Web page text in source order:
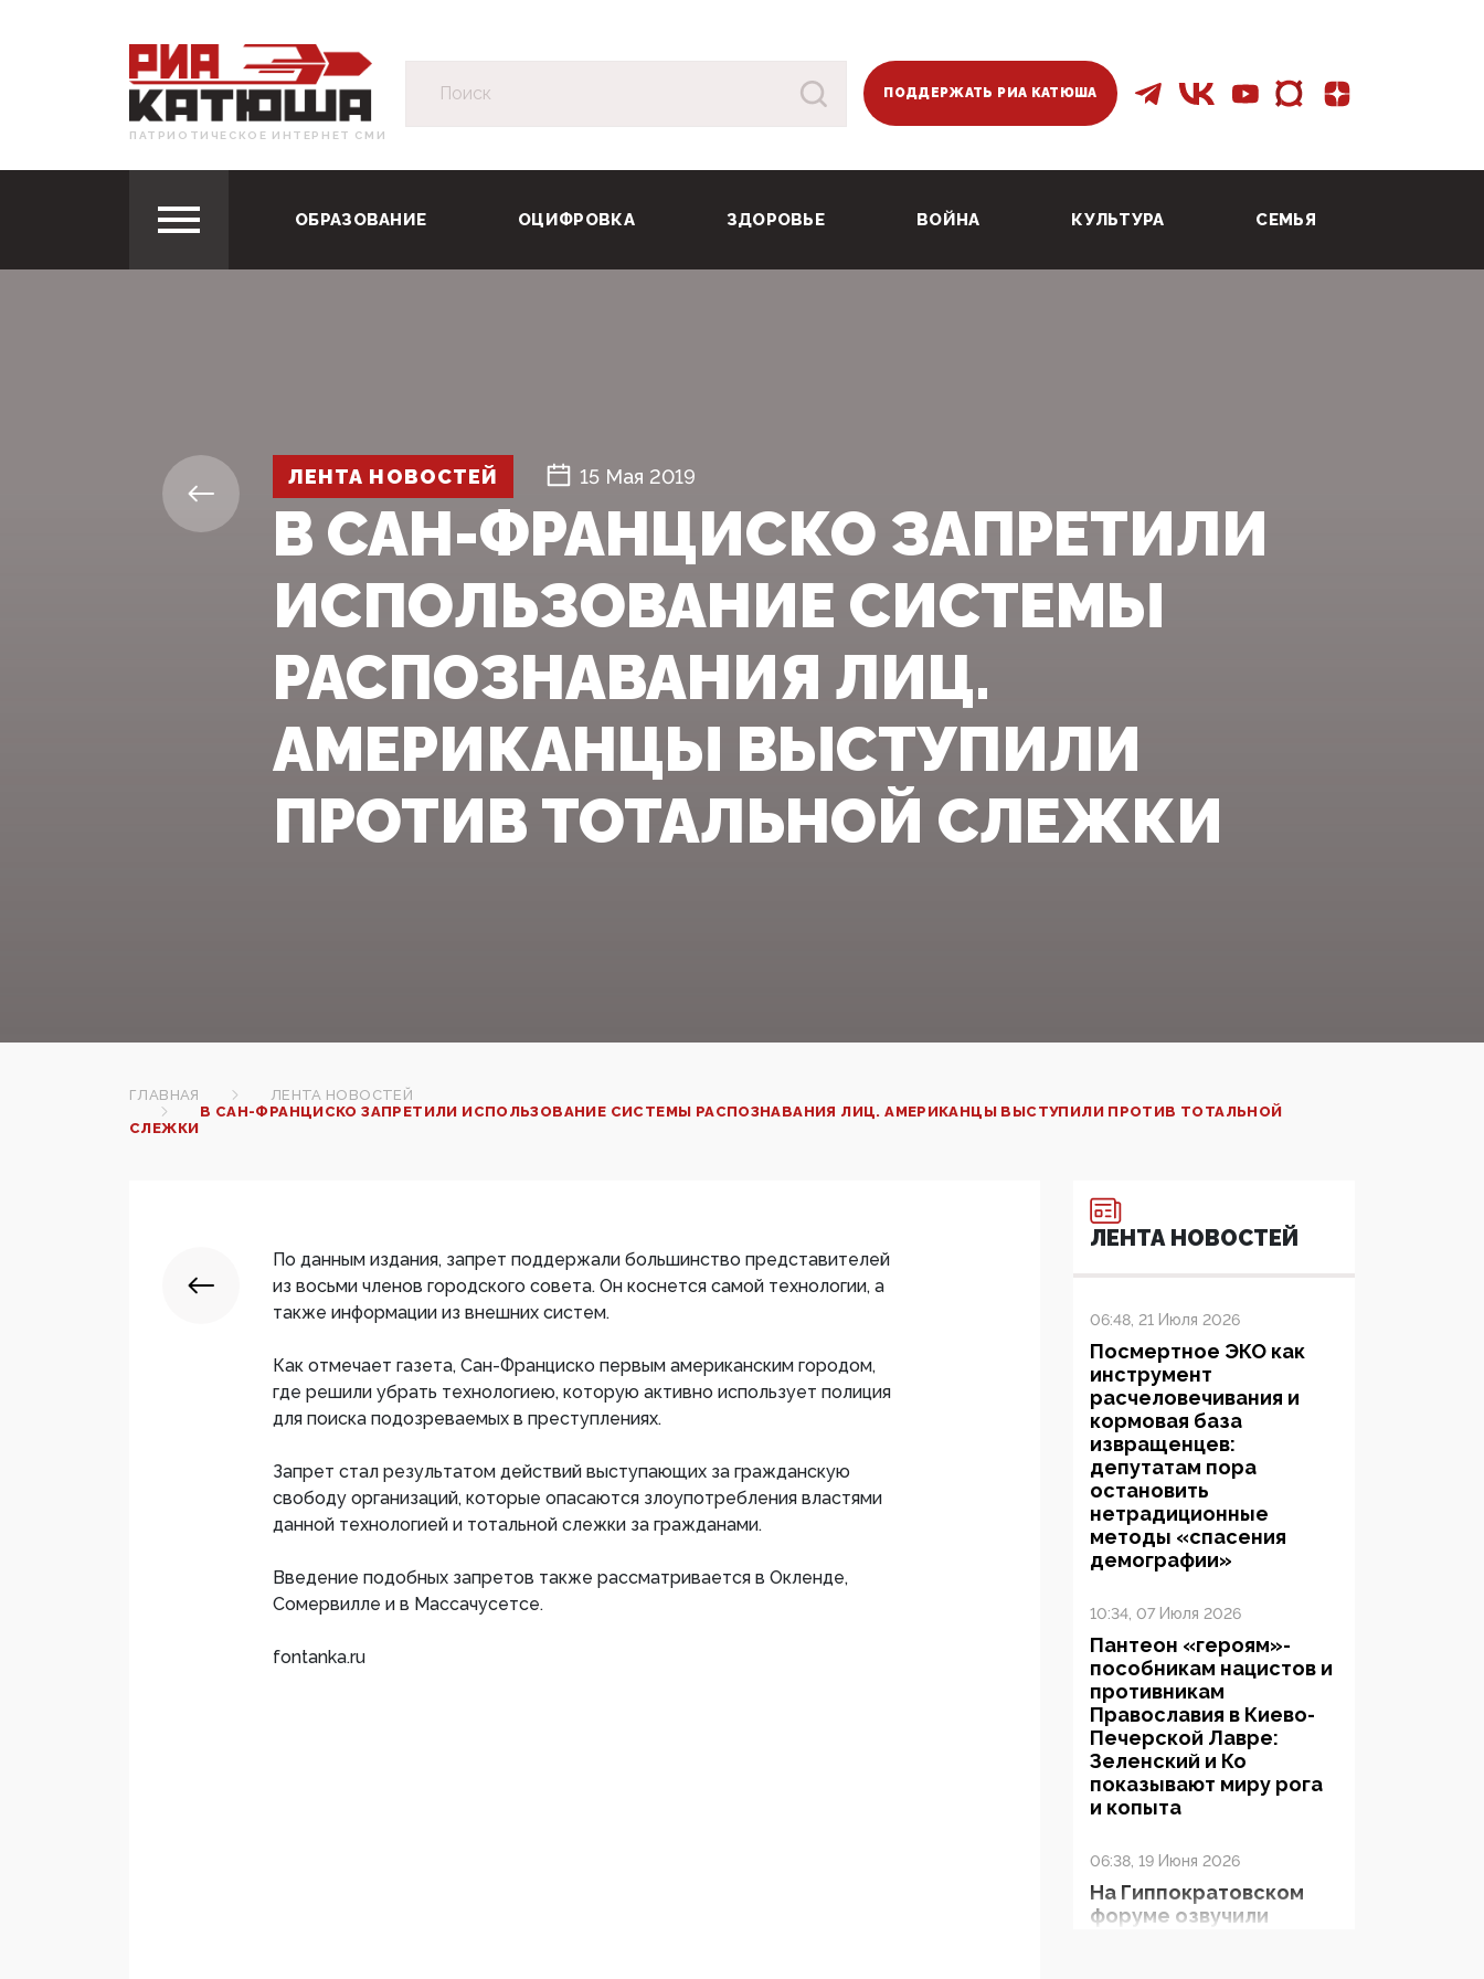
ПАТРИОТИЧЕСКОЕ ИНТЕРНЕТ СМИ
ПОДДЕРЖАТЬ РИА КАТЮША
ОБРАЗОВАНИЕ ОЦИФРОВКА ЗДОРОВЬЕ ВОЙНА КУЛЬТУРА СЕМЬЯ
ЛЕНТА НОВОСТЕЙ 15 Мая 2019
В САН-ФРАНЦИСКО ЗАПРЕТИЛИ
ИСПОЛЬЗОВАНИЕ СИСТЕМЫ
РАСПОЗНАВАНИЯ ЛИЦ.
АМЕРИКАНЦЫ ВЫСТУПИЛИ
ПРОТИВ ТОТАЛЬНОЙ СЛЕЖКИ
ГЛАВНАЯ
ЛЕНТА НОВОСТЕЙ
В САН-ФРАНЦИСКО ЗАПРЕТИЛИ ИСПОЛЬЗОВАНИЕ СИСТЕМЫ РАСПОЗНАВАНИЯ ЛИЦ. АМЕРИКАНЦЫ ВЫСТУПИЛИ ПРОТИВ ТОТАЛЬНОЙ
СЛЕЖКИ
По данным издания, запрет поддержали большинство представителей
из восьми членов городского совета. Он коснется самой технологии, а
также информации из внешних систем.
Как отмечает газета, Сан-Франциско первым американским городом,
где решили убрать технологиею, которую активно использует полиция
для поиска подозреваемых в преступлениях.
Запрет стал результатом действий выступающих за гражданскую
свободу организаций, которые опасаются злоупотребления властями
данной технологией и тотальной слежки за гражданами.
Введение подобных запретов также рассматривается в Окленде,
Сомервилле и в Массачусетсе.
fontanka.ru
ЛЕНТА НОВОСТЕЙ
06:48, 21 Июля 2026
Посмертное ЭКО как
инструмент
расчеловечивания и
кормовая база
извращенцев:
депутатам пора
остановить
нетрадиционные
методы «спасения
демографии»
10:34, 07 Июля 2026
Пантеон «героям»-
пособникам нацистов и
противникам
Православия в Киево-
Печерской Лавре:
Зеленский и Ко
показывают миру рога
и копыта
06:38, 19 Июня 2026
На Гиппократовском
форуме озвучили